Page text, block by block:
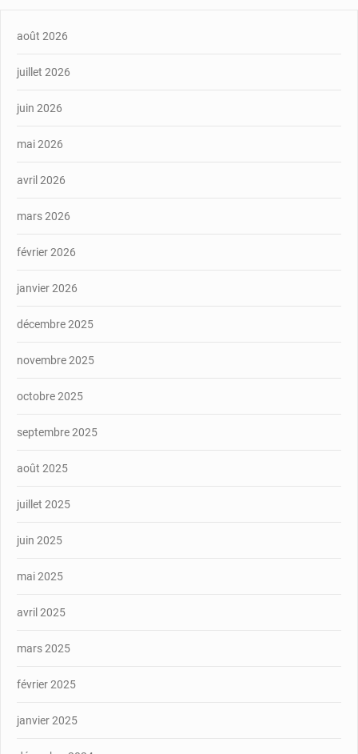
août 2026
juillet 2026
juin 2026
mai 2026
avril 2026
mars 2026
février 2026
janvier 2026
décembre 2025
novembre 2025
octobre 2025
septembre 2025
août 2025
juillet 2025
juin 2025
mai 2025
avril 2025
mars 2025
février 2025
janvier 2025